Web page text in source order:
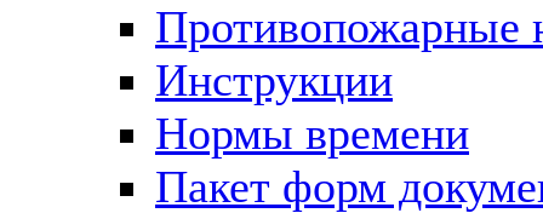
Противопожарные
Инструкции
Нормы времени
Пакет форм